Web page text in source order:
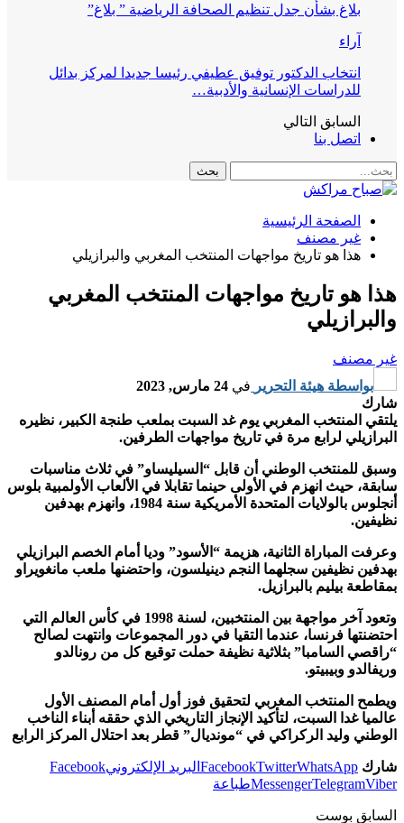
بلاغ بشأن جدل تنظيم الصحافة الرياضية ” بلاغ”
آراء
انتخاب الدكتور توفيق عطيفي رئيسا جديدا لمركز بدائل
للدراسات الإنسانية والأدبية…
السابق التالي
اتصل بنا
الصفحة الرئيسية
غير مصنف
هذا هو تاريخ مواجهات المنتخب المغربي والبرازيلي
هذا هو تاريخ مواجهات المنتخب المغربي
والبرازيلي
غير مصنف
بواسطة هيئة التحرير في 24 مارس, 2023
شارك
يلتقي المنتخب المغربي يوم غد السبت بملعب طنجة الكبير، نظيره
البرازيلي لرابع مرة في تاريخ مواجهات الطرفين.
وسبق للمنتخب الوطني أن قابل “السيليساو” في ثلاث مناسبات
سابقة، حيث انهزم في الأولى حينما تقابلا في الألعاب الأولمبية بلوس
أنجلوس بالولايات المتحدة الأمريكية سنة 1984، وانهزم بهدفين
نظيفين.
وعرفت المباراة الثانية، هزيمة “الأسود” وديا أمام الخصم البرازيلي
بهدفين نظيفين سجلهما النجم دينيلسون، واحتضنها ملعب مانغويراو
بمقاطعة بيليم بالبرازيل.
وتعود آخر مواجهة بين المنتخبين، لسنة 1998 في كأس العالم التي
احتضنتها فرنسا، عندما التقيا في دور المجموعات وانتهت لصالح
“راقصي السامبا” بثلاثية نظيفة حملت توقيع كل من رونالدو
وريفالدو وبيبيتو.
ويطمح المنتخب المغربي لتحقيق فوز أول أمام المصنف الأول
عالميا غدا السبت، لتأكيد الإنجاز التاريخي الذي حققه أبناء الناخب
الوطني وليد الركراكي في “مونديال” قطر بعد احتلال المركز الرابع
شارك FacebookTwitterWhatsApp البريد الإلكترونيFacebook
MessengerTelegramViber طباعة
السابق بوست